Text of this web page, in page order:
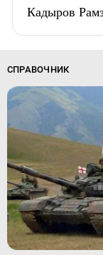
Кадыров
СПРАВОЧНИК